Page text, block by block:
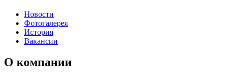
Новости
Фотогалерея
История
Вакансии
О компании